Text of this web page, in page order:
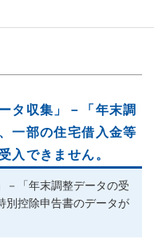
タ収集」－「年末調
一部の住宅借入金等
入できません。
－「年末調整データの受
別控除申告書のデータが